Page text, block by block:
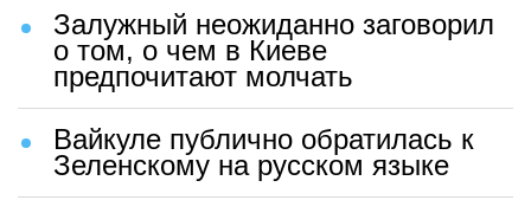
Залужный неожиданно заговорил
о том, о чем в Киеве
предпочитают молчать
Вайкуле публично обратилась к
Зеленскому на русском языке